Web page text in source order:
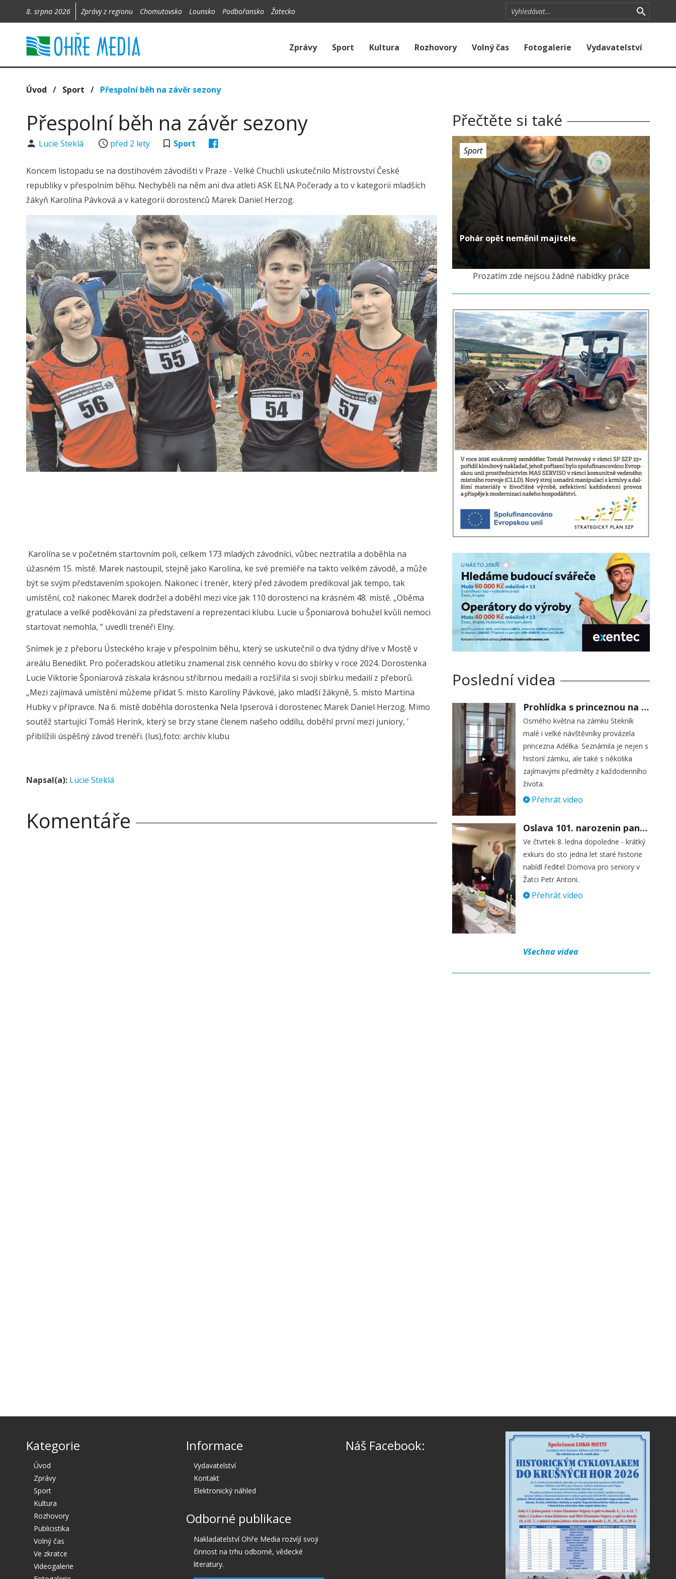
8. srpna 2026 Zprávy z regionu Chomutovsko Lounsko Podbořansko Žatecko
Zprávy Sport Kultura Rozhovory Volný čas Fotogalerie Vydavatelství
Úvod / Sport / Přespolní běh na závěr sezony
Přespolní běh na závěr sezony
Lucie Steklá před 2 lety Sport
Koncem listopadu se na dostihovém závodišti v Praze - Velké Chuchli uskutečnilo Mistrovství České
republiky v přespolním běhu. Nechyběli na něm ani dva atleti ASK ELNA Počerady a to v kategorii mladších
žákyň Karolína Pávková a v kategorii dorostenců Marek Daniel Herzog.
Karolína se v početném startovním poli, celkem 173 mladých závodníci, vůbec neztratila a doběhla na
úžasném 15. místě. Marek nastoupil, stejně jako Karolína, ke své premiéře na takto velkém závodě, a může
být se svým představením spokojen. Nakonec i trenér, který před závodem predikoval jak tempo, tak
umístění, což nakonec Marek dodržel a doběhl mezi více jak 110 dorostenci na krásném 48. místě. „Oběma
gratulace a velké poděkování za představení a reprezentaci klubu. Lucie u Šponiarová bohužel kvůli nemoci
startovat nemohla, ” uvedli trenéři Elny.
Snímek je z přeboru Ústeckého kraje v přespolním běhu, který se uskutečnil o dva týdny dříve v Mostě v
areálu Benedikt. Pro počeradskou atletiku znamenal zisk cenného kovu do sbírky v roce 2024. Dorostenka
Lucie Viktorie Šponiarová získala krásnou stříbrnou medaili a rozšířila si svoji sbírku medailí z přeborů.
„Mezi zajímavá umístění můžeme přidat 5. místo Karolíny Pávkové, jako mladší žákyně, 5. místo Martina
Hubky v přípravce. Na 6. místě doběhla dorostenka Nela Ipserová i dorostenec Marek Daniel Herzog. Mimo
soutěž startující Tomáš Herink, který se brzy stane členem našeho oddílu, doběhl první mezi juniory, '
přiblížili úspěšný závod trenéři. (lus),foto: archiv klubu
Napsal(a): Lucie Steklá
Komentáře
Přečtěte si také
Sport
Pohár opět neměnil majitele
před 2 lety
Prozatím zde nejsou žádné nabídky práce
Poslední videa
Prohlídka s princeznou na zámku Stekník
Osmého května na zámku Stekník
malé i velké návštěvníky provázela
princezna Adélka. Seznámila je nejen s
historií zámku, ale také s několika
zajímavými předměty z každodenního
života.
Přehrát video
Oslava 101. narozenin paní Věry Skořepové
Ve čtvrtek 8. ledna dopoledne - krátký
exkurs do sto jedna let staré historie
nabídl ředitel Domova pro seniory v
Žatci Petr Antoni.
Přehrát video
Všechna videa
Kategorie
Úvod
Zprávy
Sport
Kultura
Rozhovory
Publicistika
Volný čas
Ve zkratce
Videogalerie
Informace
Vydavatelství
Kontakt
Elektronický náhled
Odborné publikace
Nakladatelství Ohře Media rozvíjí svoji
činnost na trhu odborné, vědecké
literatury.
Náš Facebook: